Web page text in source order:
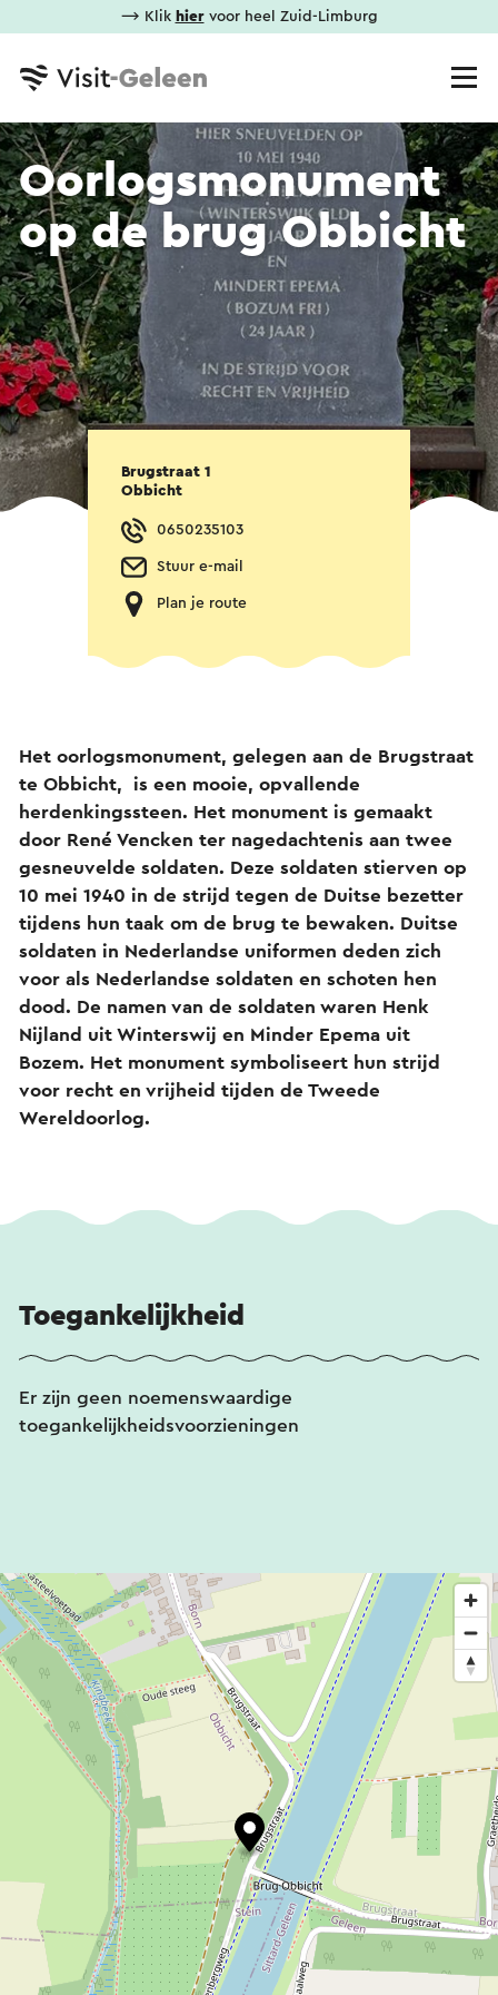
⟶ Klik hiervoor heel Zuid-Limburg
Oorlogsmonument
op de brug Obbicht
Brugstraat 1
Obbicht
0650235103
Stuur e-mail
Plan je route
Het oorlogsmonument, gelegen aan de Brugstraat
te Obbicht, is een mooie, opvallende
herdenkingssteen. Het monument is gemaakt
door René Vencken ter nagedachtenis aan twee
gesneuvelde soldaten. Deze soldaten stierven op
10 mei 1940 in de strijd tegen de Duitse bezetter
tijdens hun taak om de brug te bewaken. Duitse
soldaten in Nederlandse uniformen deden zich
voor als Nederlandse soldaten en schoten hen
dood. De namen van de soldaten waren Henk
Nijland uit Winterswij en Minder Epema uit
Bozem. Het monument symboliseert hun strijd
voor recht en vrijheid tijden de Tweede
Wereldoorlog.
Toegankelijkheid
Er zijn geen noemenswaardige
toegankelijkheidsvoorzieningen